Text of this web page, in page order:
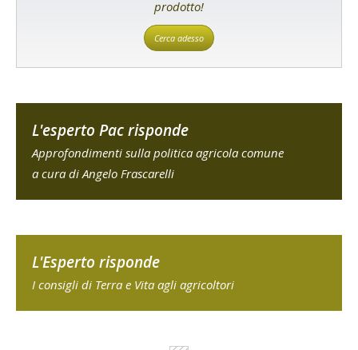
prodotto!
Cerca adesso
L'esperto Pac risponde
Approfondimenti sulla politica agricola comune
a cura di Angelo Frascarelli
L'Esperto risponde
I consigli di Terra e Vita agli agricoltori